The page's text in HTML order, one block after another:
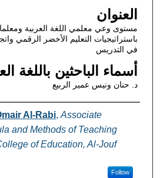
العنوان
مستوى وعي معلمي اللغة العربية
باستراتيجيات التعليم الأخضر الرقمي
في التدريس
أسماء الباحثين باللغة
د. حنان ونيس عمير الربيع
Al-Rabi, Associate
and Methods of Teaching
of Education, Al-Jouf
Follow